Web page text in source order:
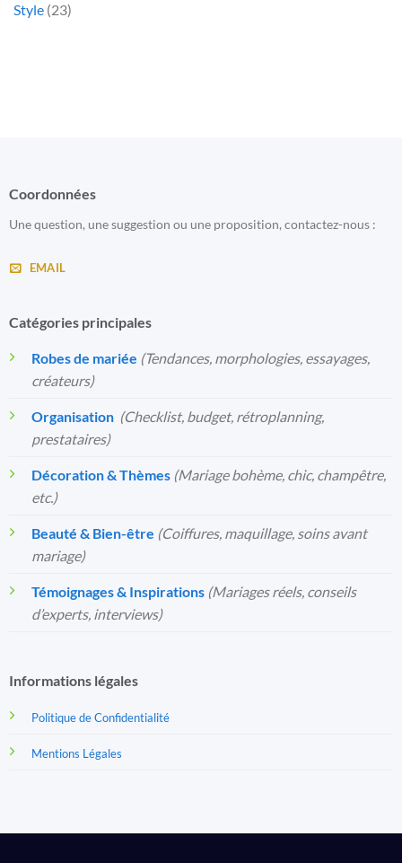
Style (23)
Coordonnées
Une question, une suggestion ou une proposition, contactez-nous :
EMAIL
Catégories principales
Robes de mariée (Tendances, morphologies, essayages,
créateurs)
Organisation️ (Checklist, budget, rétroplanning,
prestataires)
Décoration & Thèmes (Mariage bohème, chic, champêtre,
etc.)
Beauté & Bien-être (Coiffures, maquillage, soins avant
mariage)
Témoignages & Inspirations (Mariages réels, conseils
d’experts, interviews)
Informations légales
Politique de Confidentialité
Mentions Légales